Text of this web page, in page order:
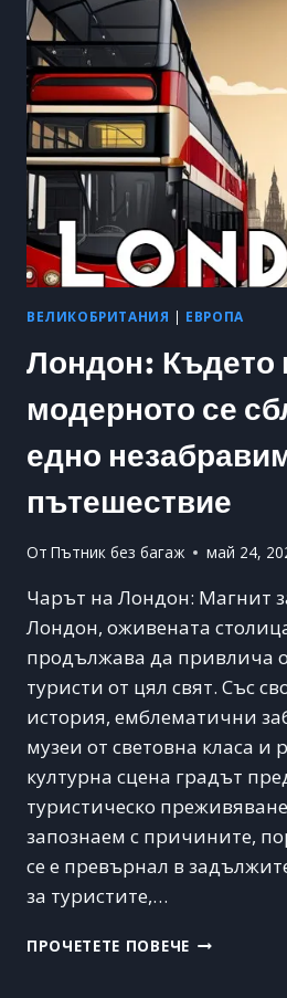
ОФЕРТИ
ЗА
ХОТЕЛИ,
ХРАНА
И
КУЛТУРА
ВЕЛИКОБРИТАНИЯ | ЕВРОПА
Лондон: Където
модерното се
едно
пътешествие
От Пътник без багаж май 24,
Чарът на Лондон: Магнит
Лондон, оживената
продължава да привлича
туристи от цял свят. Със
история, емблематични
музеи от световна класа и
културна сцена градът
туристическо
запознаем с причините,
се е превърнал в
за туристите,…
ПРОЧЕТЕТЕ ПОВЕЧЕЛОНДОН: